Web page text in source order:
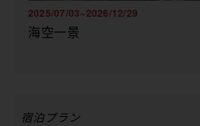
2025/07/03~2026/12/29
海空一景
宿泊プラン